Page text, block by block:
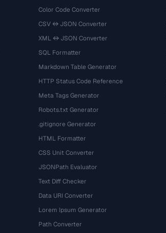
Color Code Converter
CSV ↔ JSON Converter
XML ↔ JSON Converter
SQL Formatter
Markdown Table Generator
HTTP Status Code Reference
Meta Tags Generator
Robots.txt Generator
.gitignore Generator
HTML Formatter
CSS Unit Converter
JSONPath Evaluator
Text Diff Checker
Data URI Converter
Lorem Ipsum Generator
Path Converter